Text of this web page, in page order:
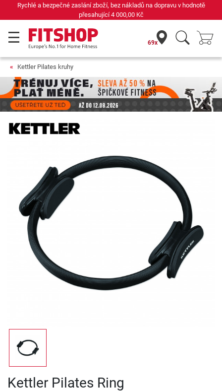
Rychlé a bezpečné zaslání zboží, bez nákladů na dopravu v hodnotě
přesahující4 000,00 Kč
69x
Kettler Pilates kruhy
Kettler Pilates Ring